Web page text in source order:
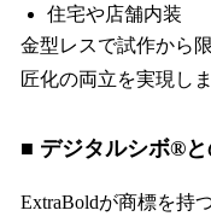
住宅や店舗内装
金型レスで試作から
匠化の両立を実現しま
■ デジタルシボ®
ExtraBoldが商標を持